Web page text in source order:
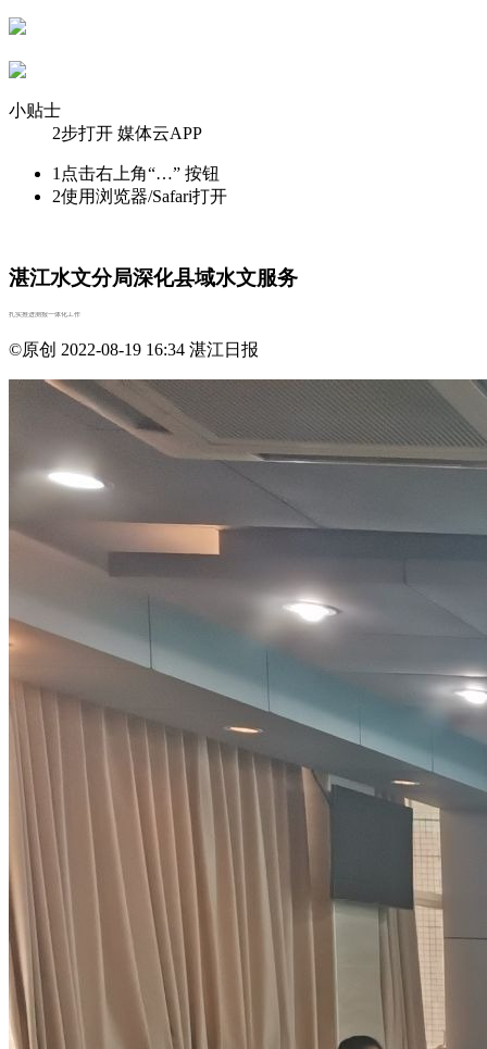
小贴士
2步打开 媒体云APP
1 点击右上角“…” 按钮
2使用浏览器/Safari打开
湛江水文分局深化县域水文服务
扎实推进测报一体化工作
©原创 2022-08-19 16:34 湛江日报